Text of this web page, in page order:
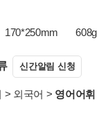
170*250mm 608g
신간알림 신청
> 외국어 > 영어어휘